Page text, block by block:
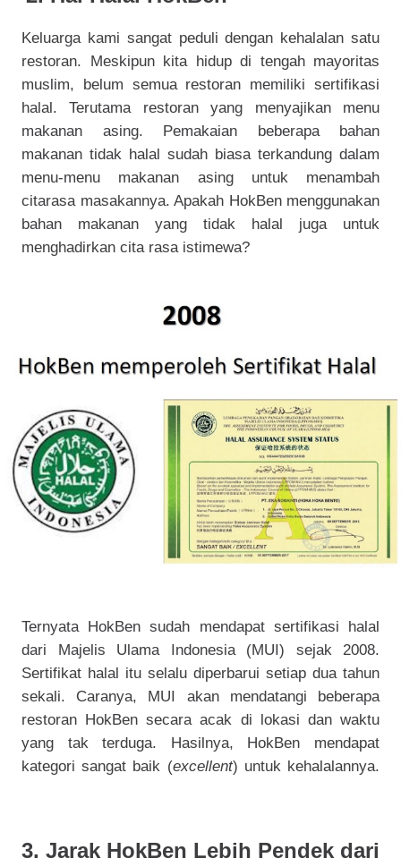
Keluarga kami sangat peduli dengan kehalalan satu
restoran. Meskipun kita hidup di tengah mayoritas
muslim, belum semua restoran memiliki sertifikasi
halal. Terutama restoran yang menyajikan menu
makanan asing. Pemakaian beberapa bahan
makanan tidak halal sudah biasa terkandung dalam
menu-menu makanan asing untuk menambah
citarasa masakannya. Apakah HokBen menggunakan
bahan makanan yang tidak halal juga untuk
menghadirkan cita rasa istimewa?
Ternyata HokBen sudah mendapat sertifikasi halal
dari Majelis Ulama Indonesia (MUI) sejak 2008.
Sertifikat halal itu selalu diperbarui setiap dua tahun
sekali. Caranya, MUI akan mendatangi beberapa
restoran HokBen secara acak di lokasi dan waktu
yang tak terduga. Hasilnya, HokBen mendapat
kategori sangat baik (excellent) untuk kehalalannya.
3. Jarak HokBen Lebih Pendek dari